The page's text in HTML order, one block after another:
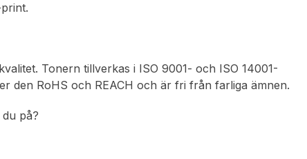
Tonern tillverkas i ISO 9001- och ISO 14001-
den RoHS och REACH och är fri från farliga ämnen.
på?